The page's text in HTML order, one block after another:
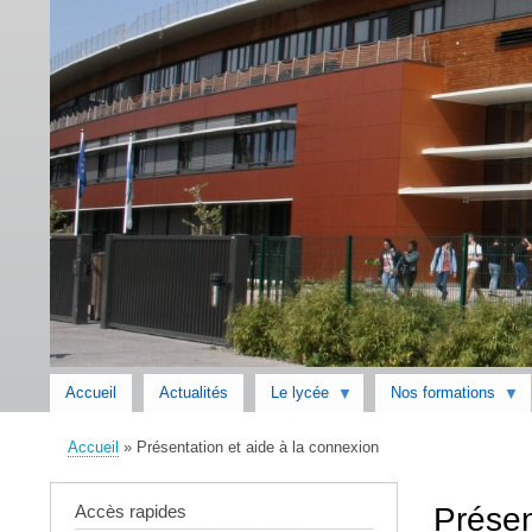
Accueil Actualités Le lycée Nos formations
Accueil Présentation et aide à la connexion
Accès rapides